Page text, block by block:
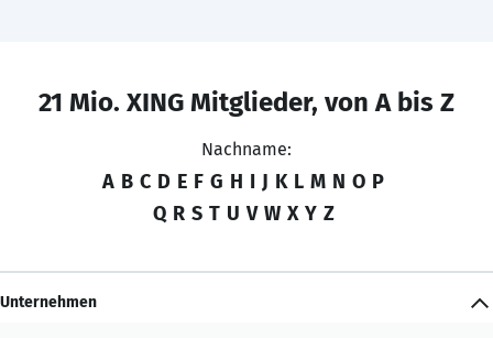
21 Mio. XING Mitglieder, von A bis Z
Nachname:
A B C D E F G H I J K L M N O P
Q R S T U V W X Y Z
Unternehmen